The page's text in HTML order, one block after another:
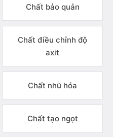
Chất bảo quản
Chất điều chỉnh độ
axit
Chất nhũ hóa
Chất tạo ngọt